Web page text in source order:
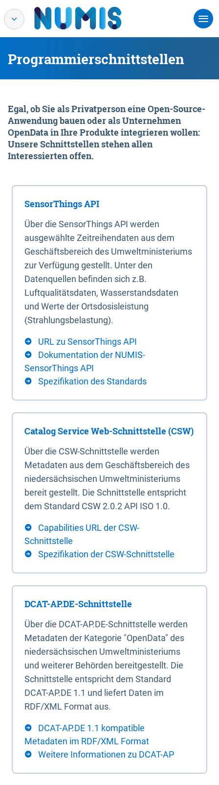
Programmierschnittstellen
Egal, ob Sie als Privatperson eine Open-Source-
Anwendung bauen oder als Unternehmen
OpenData in Ihre Produkte integrieren wollen:
Unsere Schnittstellen stehen allen
Interessierten offen.
SensorThings API
Über die SensorThings API werden
ausgewählte Zeitreihendaten aus dem
Geschäftsbereich des Umweltministeriums
zur Verfügung gestellt. Unter den
Datenquellen befinden sich z.B.
Luftqualitätsdaten, Wasserstandsdaten
und Werte der Ortsdosisleistung
(Strahlungsbelastung).
URL zu SensorThings API
Dokumentation der NUMIS-
SensorThings API
Spezifikation des Standards
Catalog Service Web-Schnittstelle (CSW)
Über die CSW-Schnittstelle werden
Metadaten aus dem Geschäftsbereich des
niedersächsischen Umweltministeriums
bereit gestellt. Die Schnittstelle entspricht
dem Standard CSW 2.0.2 API ISO 1.0.
Capabilities URL der CSW-
Schnittstelle
Spezifikation der CSW-Schnittstelle
DCAT-AP.DE-Schnittstelle
Über die DCAT-AP.DE-Schnittstelle werden
Metadaten der Kategorie "OpenData" des
niedersächsischen Umweltministeriums
und weiterer Behörden bereitgestellt. Die
Schnittstelle entspricht dem Standard
DCAT-AP.DE 1.1 und liefert Daten im
RDF/XML Format aus.
DCAT-AP.DE 1.1 kompatible
Metadaten im RDF/XML Format
Weitere Informationen zu DCAT-AP